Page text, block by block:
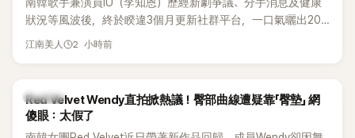
狀況等風波後，終於睽違3個月更新社群平台，一口氣曬出20
張近況照，讓大批粉絲又驚又喜。其中，一張生日蛋糕照意外
江南美人 2 小時前
K-POP
Red Velvet Wendy直拍掀熱議！臀部曲線遭疑靠「臀墊」 網
傻眼：太假了